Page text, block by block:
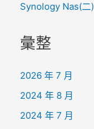
Synology Nas(二)
彙整
2026 年 7 月
2024 年 8 月
2024 年 7 月